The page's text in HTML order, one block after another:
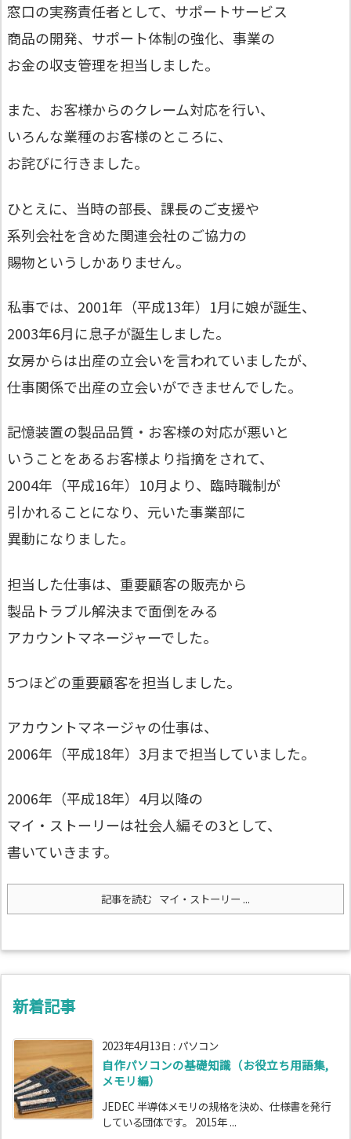
窓口の実務責任者として、サポートサービス
商品の開発、サポート体制の強化、事業の
お金の収支管理を担当しました。
また、お客様からのクレーム対応を行い、
いろんな業種のお客様のところに、
お詫びに行きました。
ひとえに、当時の部長、課長のご支援や
系列会社を含めた関連会社のご協力の
賜物というしかありません。
私事では、2001年（平成13年）1月に娘が誕生、
2003年6月に息子が誕生しました。
女房からは出産の立会いを言われていましたが、
仕事関係で出産の立会いができませんでした。
記憶装置の製品品質・お客様の対応が悪いと
いうことをあるお客様より指摘をされて、
2004年（平成16年）10月より、臨時職制が
引かれることになり、元いた事業部に
異動になりました。
担当した仕事は、重要顧客の販売から
製品トラブル解決まで面倒をみる
アカウントマネージャーでした。
5つほどの重要顧客を担当しました。
アカウントマネージャの仕事は、
2006年（平成18年）3月まで担当していました。
2006年（平成18年）4月以降の
マイ・ストーリーは社会人編その3として、
書いていきます。
記事を読む マイ・ストーリー ...
新着記事
2023年4月13日 : パソコン
自作パソコンの基礎知識（お役立ち用語集,
メモリ編）
JEDEC 半導体メモリの規格を決め、仕様書を発行
している団体です。 2015年 ...